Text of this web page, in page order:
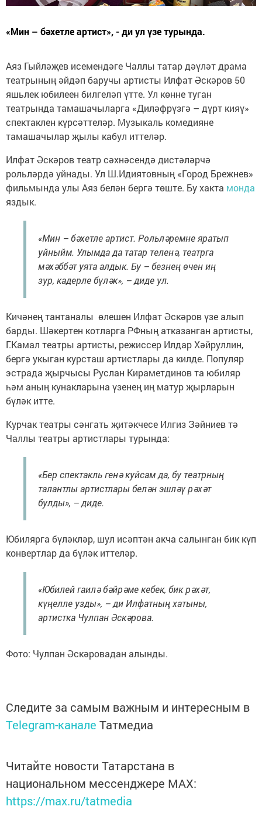
«Мин – бәхетле артист», - ди ул үзе турында.
Аяз Гыйләҗев исемендәге Чаллы татар дәүләт драма
театрының әйдәп баручы артисты Илфат Әскәров 50
яшьлек юбилеен билгеләп үтте. Ул көнне туган
театрында тамашачыларга «Диләфрүзгә – дүрт кияү»
спектаклен күрсәттеләр. Музыкаль комедияне
тамашачылар җылы кабул иттеләр.
Илфат Әскәров театр сәхнәсендә дистәләрчә
рольләрдә уйнады. Ул Ш.Идиятовның «Город Брежнев»
фильмында улы Аяз белән бергә төште. Бу хакта монда
яздык.
«Мин – бәхетле артист. Рольләремне яратып
уйныйм. Улымда да татар теленә, театрга
мәхәббәт уята алдык. Бу – безнең өчен иң
зур, кадерле бүләк», – диде ул.
Кичәнең тантаналы өлешен Илфат Әскәров үзе алып
барды. Шәкертен котларга РФның атказанган артисты,
Г.Камал театры артисты, режиссер Илдар Хәйруллин,
бергә укыган курсташ артистлары да килде. Популяр
эстрада җырчысы Руслан Кираметдинов та юбиляр
һәм аның кунакларына үзенең иң матур җырларын
бүләк итте.
Курчак театры сәнгать җитәкчесе Илгиз Зәйниев тә
Чаллы театры артистлары турында:
«Бер спектакль генә куйсам да, бу театрның
талантлы артистлары белән эшләү рәхәт
булды», – диде.
Юбилярга бүләкләр, шул исәптән акча салынган бик күп
конвертлар да бүләк иттеләр.
«Юбилей гаилә бәйрәме кебек, бик рәхәт,
күңелле узды», – ди Илфатның хатыны,
артистка Чулпан Әскәрова.
Фото: Чулпан Әскәровадан алынды.
Следите за самым важным и интересным в
Telegram-канале Татмедиа
Читайте новости Татарстана в
национальном мессенджере MАХ:
https://max.ru/tatmedia